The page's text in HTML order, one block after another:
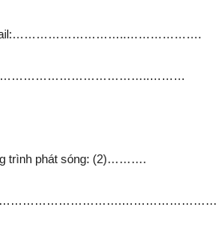
trình phát sóng: (2)……….